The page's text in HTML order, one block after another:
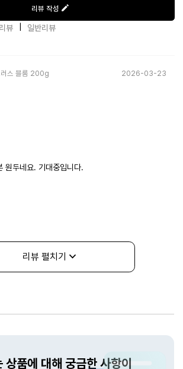
뷰 일반리뷰
리뷰 작성
러스 블룸 200g 2026-03-23
원두네요. 기대중입니다.
리뷰 펼치기
상품에 대해 궁금한 사항이